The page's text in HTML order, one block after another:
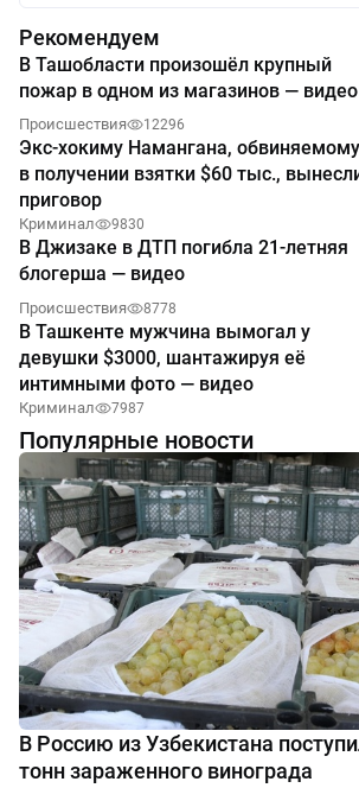
Рекомендуем
В Ташобласти произошёл крупный
пожар в одном из магазинов — видео
Происшествия 12296
Экс-хокиму Намангана, обвиняемому
в получении взятки $60 тыс.,
приговор
Криминал 9830
В Джизаке в ДТП погибла 21-летняя
блогерша — видео
Происшествия 8778
В Ташкенте мужчина вымогал у
девушки $3000, шантажируя её
интимными фото — видео
Криминал 7987
Популярные новости
В Россию из Узбекистана
тонн зараженного винограда